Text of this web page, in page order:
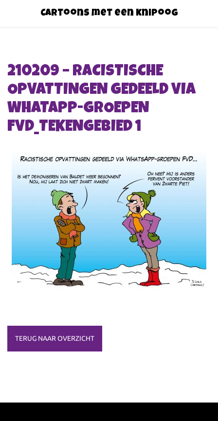
Cartoons met een knipoog
210209 – RACISTISCHE
OPVATTINGEN GEDEELD VIA
WHATAPP-GROEPEN
FVD_TEKENGEBIED 1
TERUG NAAR OVERZICHT